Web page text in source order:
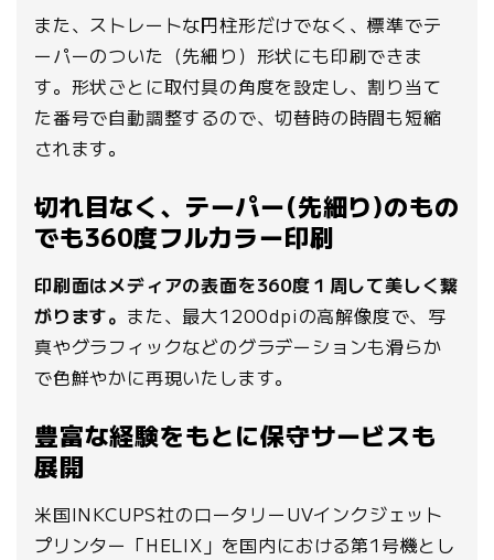
また、ストレートな円柱形だけでなく、標準でテ
ーパーのついた（先細り）形状にも印刷できま
す。形状ごとに取付具の角度を設定し、割り当て
た番号で自動調整するので、切替時の時間も短縮
されます。
切れ目なく、テーパー(先細り)のもの
でも360度フルカラー印刷
印刷面はメディアの表面を360度１周して美しく繋
がります。 また、最大1200dpiの高解像度で、写
真やグラフィックなどのグラデーションも滑らか
で色鮮やかに再現いたします。
豊富な経験をもとに保守サービスも
展開
米国INKCUPS社のロータリーUVインクジェット
プリンター「HELIX」を国内における第1号機とし